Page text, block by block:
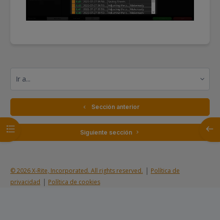
Abrir índice del curso
  Sección anterior
Siguiente sección
© 2026 X-Rite, Incorporated. All rights reserved. | Política de
privacidad | Política de cookies